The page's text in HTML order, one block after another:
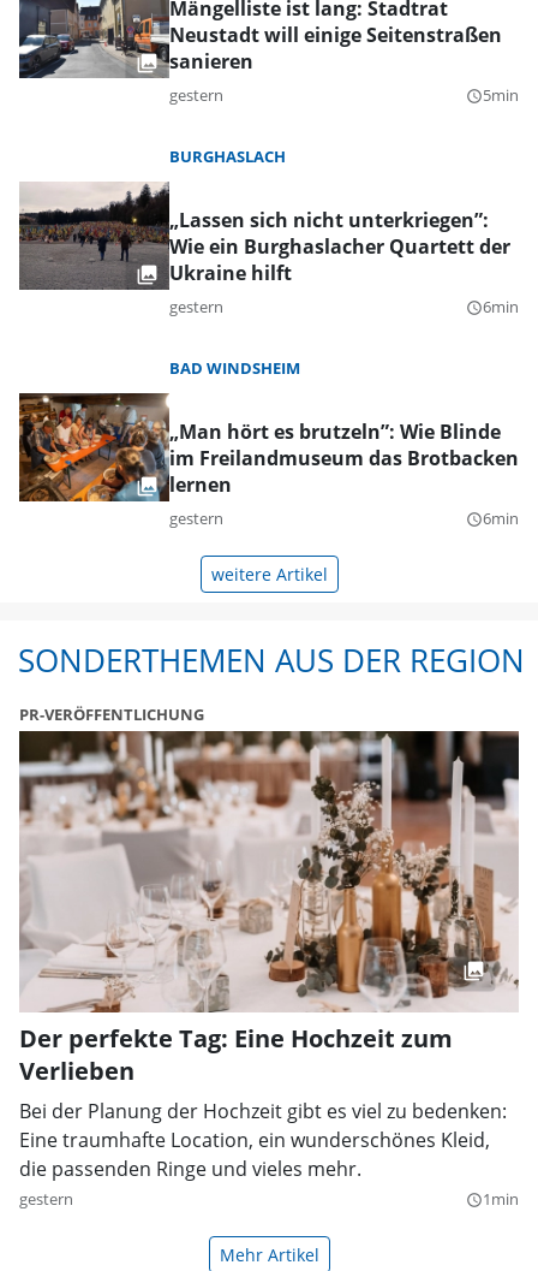
Mängelliste ist lang: Stadtrat
Neustadt will einige Seitenstraßen
sanieren
gestern query_builder5min
BURGHASLACH
„Lassen sich nicht unterkriegen”:
Wie ein Burghaslacher Quartett der
Ukraine hilft
gestern query_builder6min
BAD WINDSHEIM
„Man hört es brutzeln”: Wie Blinde
im Freilandmuseum das Brotbacken
lernen
gestern query_builder6min
weitere Artikel
SONDERTHEMEN AUS DER REGION
PR-VERÖFFENTLICHUNG
Der perfekte Tag: Eine Hochzeit zum
Verlieben
Bei der Planung der Hochzeit gibt es viel zu bedenken:
Eine traumhafte Location, ein wunderschönes Kleid,
die passenden Ringe und vieles mehr.
gestern query_builder1min
Mehr Artikel